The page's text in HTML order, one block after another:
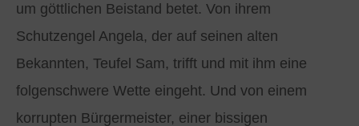
um göttlichen Beistand betet. Von ihrem
Schutzengel Angela, der auf seinen alten
Bekannten, Teufel Sam, trifft und mit ihm eine
folgenschwere Wette eingeht. Und von einem
korrupten Bürgermeister, einer bissigen